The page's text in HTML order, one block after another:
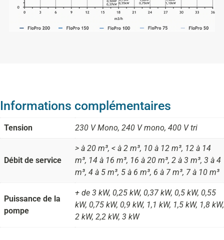
Informations complémentaires
Tension 230 V Mono, 240 V mono, 400 V tri
Débit de service
> à 20 m³, < à 2 m³, 10 à 12 m³, 12 à 14
m³, 14 à 16 m³, 16 à 20 m³, 2 à 3 m³, 3 à 4
m³, 4 à 5 m³, 5 à 6 m³, 6 à 7 m³, 7 à 10 m³
Puissance de la
pompe
+ de 3 kW, 0,25 kW, 0,37 kW, 0,5 kW, 0,55
kW, 0,75 kW, 0,9 kW, 1,1 kW, 1,5 kW, 1,8 kW,
2 kW, 2,2 kW, 3 kW